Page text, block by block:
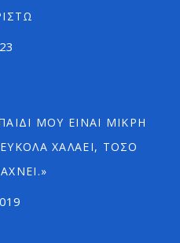
ΜΟΥ ΕΊΝΑΙ ΜΙΚΡΉ
ΧΑΛΆΕΙ, ΤΌΣΟ